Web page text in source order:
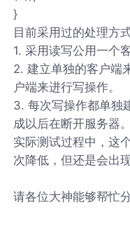
}
目前采用过的处理方
1. 采用读写公用一个
2. 建立单独的客户端
户端来进行写操作。
3. 每次写操作都单独
成以后在断开服务器。
实际测试过程中，这
次降低，但还是会出现
请各位大神能够帮忙